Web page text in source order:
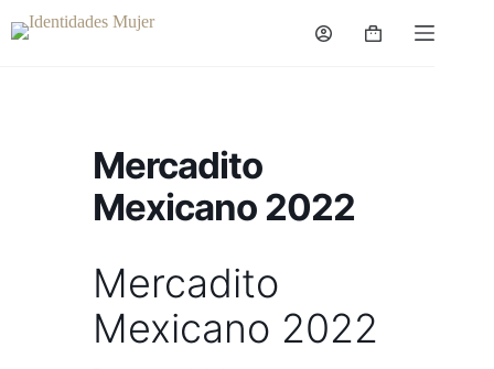
Carro
Mercadito
Mexicano 2022
Mercadito
Mexicano 2022